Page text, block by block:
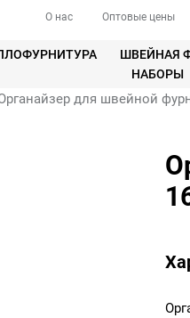
О нас Оптовые цены
ШВЕЙНАЯ
НАБОРЫ
для швейной